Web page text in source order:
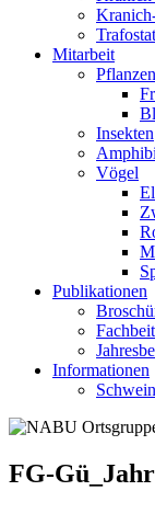
Mitarbeit
Pflanzen
Insekten
Vögel
Publikationen
Informationen
FG-